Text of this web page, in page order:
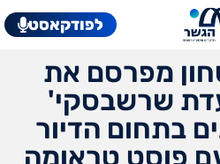
לפודקאסט
מפרסם את
שרשבסקי'
בתחום הדיור
פוסט טראומה